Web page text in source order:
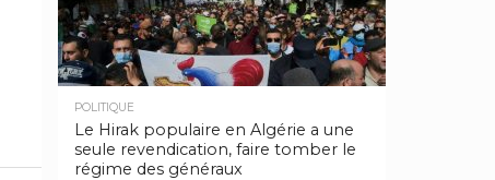
POLITIQUE
Le Hirak populaire en Algérie a une
seule revendication, faire tomber le
régime des généraux